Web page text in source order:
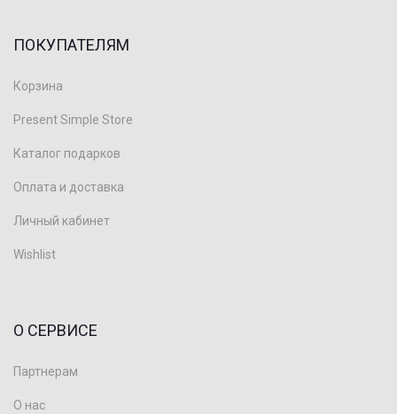
ПОКУПАТЕЛЯМ
Корзина
Present Simple Store
Каталог подарков
Оплата и доставка
Личный кабинет
Wishlist
О СЕРВИСЕ
Партнерам
О нас